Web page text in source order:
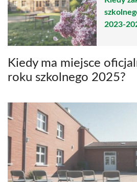
2023-
Kiedy ma miejsce
roku szkolnego 2025?